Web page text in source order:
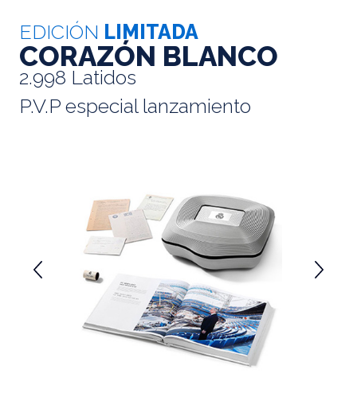
EDICIÓN LIMITADA
CORAZÓN BLANCO
2.998 Latidos
P.V.P especial lanzamiento